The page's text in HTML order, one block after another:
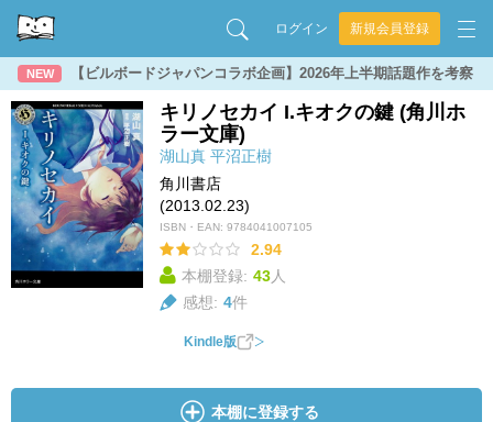
ログイン 新規会員登録
NEW 【ビルボードジャパンコラボ企画】2026年上半期話題作を考察
キリノセカイ I.キオクの鍵 (角川ホ
ラー文庫)
湖山真 平沼正樹
角川書店
(2013.02.23)
ISBN・EAN: 9784041007105
2.94
本棚登録: 43人
感想: 4件
Kindle版
本棚に登録する